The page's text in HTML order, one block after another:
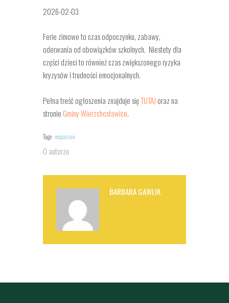
2026-02-03
Ferie zimowe to czas odpoczynku, zabawy,
oderwania od obowiązków szkolnych. Niestety dla
części dzieci to również czas zwiększonego ryzyka
kryzysów itrudności emocjonalnych.
Pełna treść ogłoszenia znajduje sięTUTAJ oraz na
stronieGminy Wierzchosławice.
Tagi: wsparcie
O autorze
BARBARA GAWLIK